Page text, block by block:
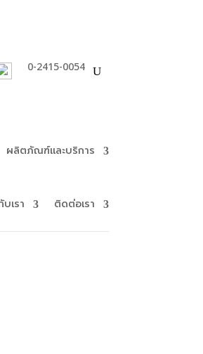
0-2415-0054
ผลิตภัณฑ์และบริการ
เรา ติดต่อเรา